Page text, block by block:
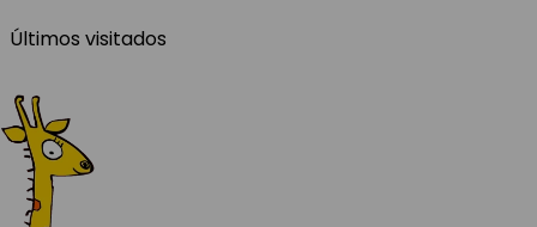
Últimos visitados